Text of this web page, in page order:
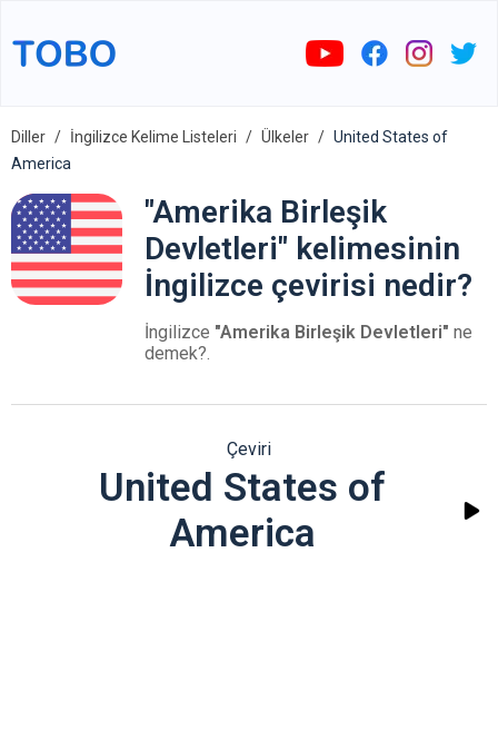
Diller İngilizce Kelime Listeleri Ülkeler
United States of
America
"Amerika Birleşik
Devletleri" kelimesinin
İngilizce çevirisi nedir?
İngilizce "Amerika Birleşik Devletleri" ne
demek?.
Çeviri
United States of
America